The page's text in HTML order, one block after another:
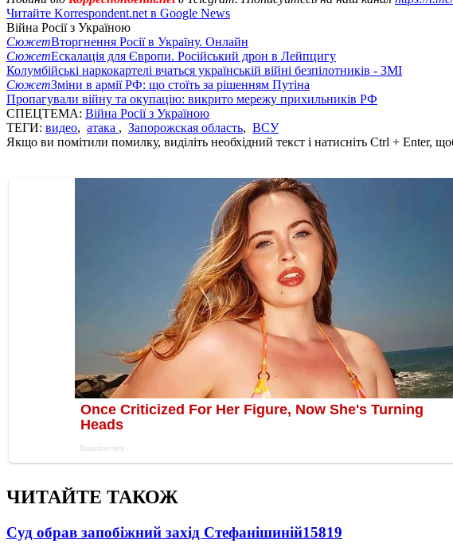
Читайте Korrespondent.net в Google News
Війна Росії з Україною
СюжетВторгнення Росії в Україну. Онлайн
СюжетЕскалація для Європи. Російський дрон в Лейпцигу
Колумбійські наркокартелі вчаться українській війні безпілотників - ЗМІ
СюжетЗміни в армії РФ: що стоїть за рішенням Путіна
Пропагували війну та окупацію: викрито мережу прихильників РФ
СПЕЦТЕМА: Війна Росії з Україною
ТЕГИ: видео, атака , Запорожская область, ВСУ
Якщо ви помітили помилку, виділіть необхідний текст і натисніть Ctrl + Enter,
ЧИТАЙТЕ ТАКОЖ
Суд обрав запобіжний захід Стефанішиній15819